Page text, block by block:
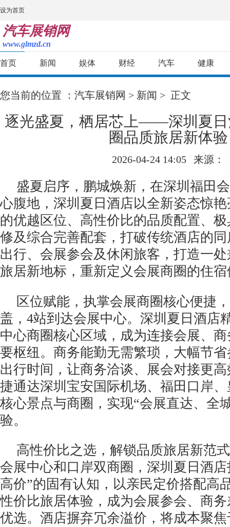
设为首页
汽车展销网
www.glmzd.cn
首页 新闻 娱体 财经 汽车 健康
您当前的位置 ： 汽车展销网 > 新闻 > 正文
逐光盛夏，栖居芯上——深圳夏日
圈品质旅居新体验
2026-04-24 14:05 来源：
盛夏启序，鹏城焕新，在深圳福田
心腹地，深圳夏日酒店以全新姿态惊
的优越区位、高性价比的品质配置、
修及综合完善配套，打破传统酒店的
出行、会展参会及休闲旅客，打造一
旅居新地标，重新定义会展商圈的住
区位赋能，执掌会展商圈核心便捷
盖，4站到达会展中心。深圳夏日酒店
中心商圈核心区域，成为连接会展、
要枢纽。商务能勤无需繁琐，大幅节
出行时间，让商务洽谈、展会对接更
捷通达深圳宝安国际机场、福田口岸
核心景点与商圈，实现“会展直达、全
验。
高性价比之选，解锁品质旅居新范
会展中心和口岸双商圈，深圳夏日酒
高价”的固有认知，以亲民定价搭配高
性价比旅居体验，成为会展参会、商
优选。酒店摒弃冗余溢价，将成本聚